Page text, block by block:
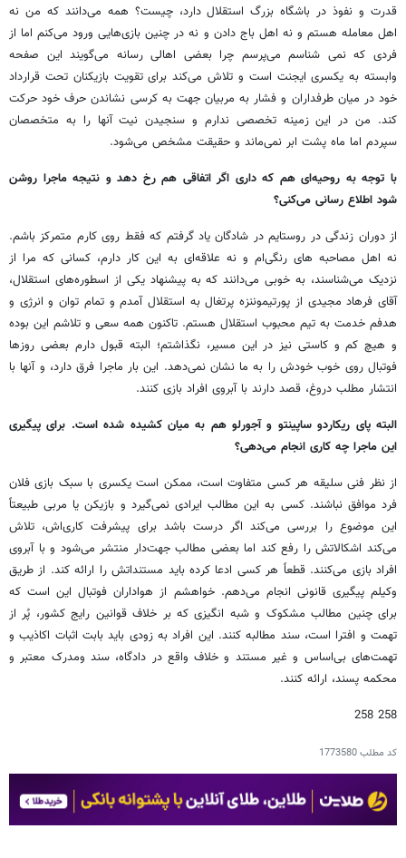
قدرت و نفوذ در باشگاه بزرگ استقلال دارد، چیست؟ همه می‌دانند که من نه
اهل معامله هستم و نه اهل باج دادن و نه در چنین بازی‌هایی ورود می‌کنم اما از
فردی که نمی شناسم می‌پرسم چرا بعضی اهالی رسانه می‌گویند این صفحه
وابسته به یکسری ایجنت است و تلاش می‌کند برای تقویت بازیکنان تحت قرارداد
خود در میان طرفداران و فشار به مربیان جهت به کرسی نشاندن حرف خود حرکت
کند. من در این زمینه تخصصی ندارم و سنجیدن نیت آنها را به متخصصان
سپردم اما ماه پشت ابر نمی‌ماند و حقیقت مشخص می‌شود.
با توجه به روحیه‌ای هم که داری اگر اتفاقی هم رخ دهد و نتیجه ماجرا روشن
شود اطلاع رسانی می‌کنی؟
از دوران زندگی در روستایم در شادگان یاد گرفتم که فقط روی کارم متمرکز باشم.
نه اهل مصاحبه های رنگی‌ام و نه علاقه‌ای به این کار دارم، کسانی که مرا از
نزدیک می‌شناسند، به خوبی می‌دانند که به پیشنهاد یکی از اسطوره‌های استقلال،
آقای فرهاد مجیدی از پورتیموننزه پرتغال به استقلال آمدم و تمام توان و انرژی و
هدفم خدمت به تیم محبوب استقلال هستم. تاکنون همه سعی و تلاشم این بوده
و هیچ کم و کاستی نیز در این مسیر، نگذاشتم؛ البته قبول دارم بعضی روزها
فوتبال روی خوب خودش را به ما نشان نمی‌دهد. این بار ماجرا فرق دارد، و آنها با
انتشار مطلب دروغ، قصد دارند با آبروی افراد بازی کنند.
البته پای ریکاردو ساپینتو و آجورلو هم به میان کشیده شده است. برای پیگیری
این ماجرا چه کاری انجام می‌دهی؟
از نظر فنی سلیقه هر کسی متفاوت است، ممکن است یکسری با سبک بازی فلان
فرد موافق نباشند. کسی به این مطالب ایرادی نمی‌گیرد و بازیکن یا مربی طبیعتاً
این موضوع را بررسی می‌کند اگر درست باشد برای پیشرفت کاری‌اش، تلاش
می‌کند اشکالاتش را رفع کند اما بعضی مطالب جهت‌دار منتشر می‌شود و با آبروی
افراد بازی‌ می‌کنند. قطعاً هر کسی ادعا کرده باید مستنداتش را ارائه کند. از طریق
وکیلم پیگیری قانونی انجام می‌دهم. خواهشم از هواداران فوتبال این است که
برای چنین مطالب مشکوک و شبه انگیزی که بر خلاف قوانین رایج کشور، پُر از
تهمت و افترا است، سند مطالبه کنند. این افراد به زودی باید بابت اثبات اکاذیب و
تهمت‌های بی‌اساس و غیر مستند و خلاف واقع در دادگاه‌، سند ومدرک معتبر و
محکمه پسند، ارائه کنند.
258 258
کد مطلب1773580